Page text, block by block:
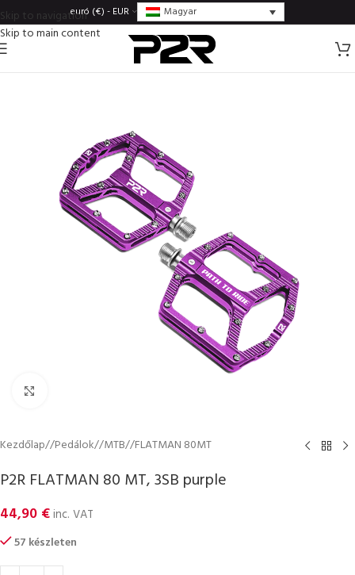
Skip to navigation
Skip to main content
euró (€) - EUR Magyar
Kezdőlap/ Pedálok/ MTB/ FLATMAN 80MT
P2R FLATMAN 80 MT, 3SB purple
44,90 €inc. VAT
57 készleten